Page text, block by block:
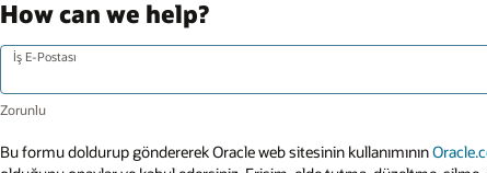
How can we help?
İş E-Postası
Bu formu doldurup göndererek Oracle web sitesinin kullanımının